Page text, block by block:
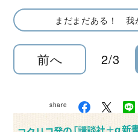
まだまだある！ 我
前へ 2/3
share